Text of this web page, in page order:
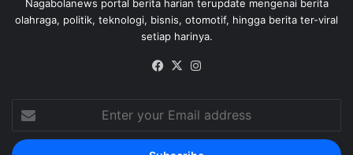
Nagabolanews portal berita harian terupdate mengenai berita
olahraga, politik, teknologi, bisnis, otomotif, hingga berita ter-viral
setiap harinya.
Facebook
X
your
Email